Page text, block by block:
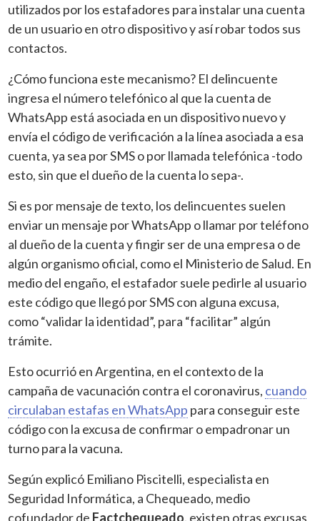
utilizados por los estafadores para instalar una cuenta
de un usuario en otro dispositivo y así robar todos sus
contactos.
¿Cómo funciona este mecanismo? El delincuente
ingresa el número telefónico al que la cuenta de
WhatsApp está asociada en un dispositivo nuevo y
envía el código de verificación a la línea asociada a esa
cuenta, ya sea por SMS o por llamada telefónica -todo
esto, sin que el dueño de la cuenta lo sepa-.
Si es por mensaje de texto, los delincuentes suelen
enviar un mensaje por WhatsApp o llamar por teléfono
al dueño de la cuenta y fingir ser de una empresa o de
algún organismo oficial, como el Ministerio de Salud. En
medio del engaño, el estafador suele pedirle al usuario
este código que llegó por SMS con alguna excusa,
como “validar la identidad”, para “facilitar” algún
trámite.
Esto ocurrió en Argentina, en el contexto de la
campaña de vacunación contra el coronavirus, cuando
circulaban estafas en WhatsApp para conseguir este
código con la excusa de confirmar o empadronar un
turno para la vacuna.
Según explicó Emiliano Piscitelli, especialista en
Seguridad Informática, a Chequeado, medio
cofundador de Factchequeado, existen otras excusas